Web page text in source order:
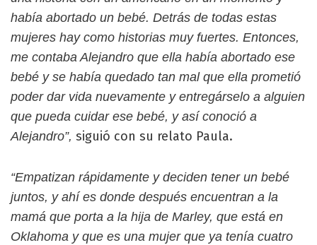
había abortado un bebé. Detrás de todas estas
mujeres hay como historias muy fuertes. Entonces,
me contaba Alejandro que ella había abortado ese
bebé y se había quedado tan mal que ella prometió
poder dar vida nuevamente y entregárselo a alguien
que pueda cuidar ese bebé, y así conoció a
Alejandro”, siguió con su relato Paula.
“Empatizan rápidamente y deciden tener un bebé
juntos, y ahí es donde después encuentran a la
mamá que porta a la hija de Marley, que está en
Oklahoma y que es una mujer que ya tenía cuatro